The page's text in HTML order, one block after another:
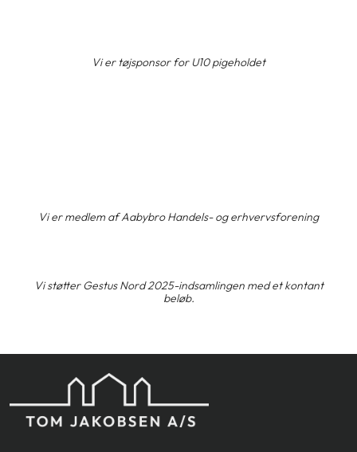
​Vi er tøjsponsor for U10 pigeholdet
​Vi er medlem af Aabybro Handels- og erhvervsforening
​Vi støtter Gestus Nord 2025-indsamlingen med et kontant
beløb.